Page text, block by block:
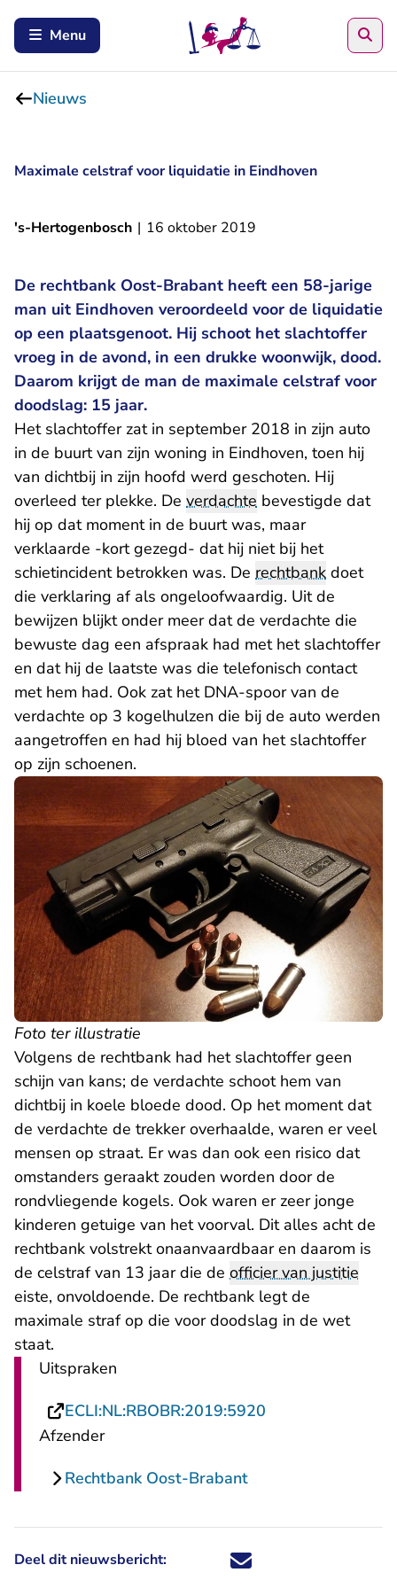
Menu
Nieuws
Maximale celstraf voor liquidatie in Eindhoven
's-Hertogenbosch | 16 oktober 2019
De rechtbank Oost-Brabant heeft een 58-jarige
man uit Eindhoven veroordeeld voor de liquidatie
op een plaatsgenoot. Hij schoot het slachtoffer
vroeg in de avond, in een drukke woonwijk, dood.
Daarom krijgt de man de maximale celstraf voor
doodslag: 15 jaar.
Het slachtoffer zat in september 2018 in zijn auto
in de buurt van zijn woning in Eindhoven, toen hij
van dichtbij in zijn hoofd werd geschoten. Hij
overleed ter plekke. De verdachte bevestigde dat
hij op dat moment in de buurt was, maar
verklaarde -kort gezegd- dat hij niet bij het
schietincident betrokken was. De rechtbank doet
die verklaring af als ongeloofwaardig. Uit de
bewijzen blijkt onder meer dat de verdachte die
bewuste dag een afspraak had met het slachtoffer
en dat hij de laatste was die telefonisch contact
met hem had. Ook zat het DNA-spoor van de
verdachte op 3 kogelhulzen die bij de auto werden
aangetroffen en had hij bloed van het slachtoffer
op zijn schoenen.
Foto ter illustratie
Volgens de rechtbank had het slachtoffer geen
schijn van kans; de verdachte schoot hem van
dichtbij in koele bloede dood. Op het moment dat
de verdachte de trekker overhaalde, waren er veel
mensen op straat. Er was dan ook een risico dat
omstanders geraakt zouden worden door de
rondvliegende kogels. Ook waren er zeer jonge
kinderen getuige van het voorval. Dit alles acht de
rechtbank volstrekt onaanvaardbaar en daarom is
de celstraf van 13 jaar die de officier van justitie
eiste, onvoldoende. De rechtbank legt de
maximale straf op die voor doodslag in de wet
staat.
Uitspraken
ECLI:NL:RBOBR:2019:5920
Afzender
Rechtbank Oost-Brabant
Deel dit nieuwsbericht: Deel dit nieuwsbericht via X -
Deel dit nieuwsbericht via
Deel dit nieuwsbericht
Deel dit